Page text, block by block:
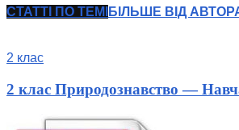
СТАТТІ ПО ТЕМІ БІЛЬШЕ ВІД
2 клас
2 клас Природознавство —